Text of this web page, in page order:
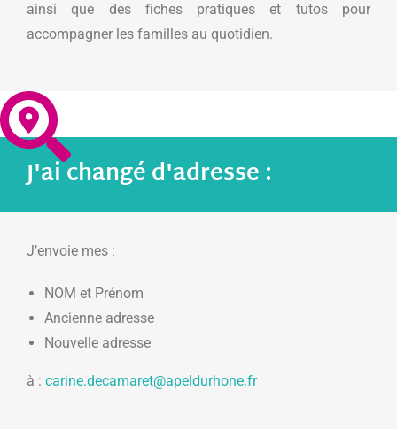
ainsi que des fiches pratiques et tutos pour
accompagner les familles au quotidien.
J'ai changé d'adresse :
J’envoie mes :
NOM et Prénom
Ancienne adresse
Nouvelle adresse
à : carine.decamaret@apeldurhone.fr